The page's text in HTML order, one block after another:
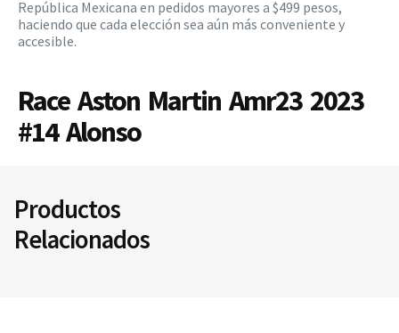
República Mexicana en pedidos mayores a $499 pesos,
haciendo que cada elección sea aún más conveniente y
accesible.
Race Aston Martin Amr23 2023
#14 Alonso
Productos
Relacionados